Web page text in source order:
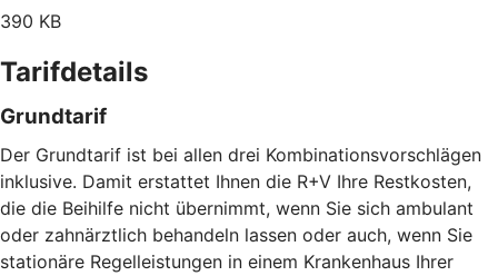
390 KB
Tarifdetails
Grundtarif
Der Grundtarif ist bei allen drei Kombinationsvorschlägen
inklusive. Damit erstattet Ihnen die R+V Ihre Restkosten,
die die Beihilfe nicht übernimmt, wenn Sie sich ambulant
oder zahnärztlich behandeln lassen oder auch, wenn Sie
stationäre Regelleistungen in einem Krankenhaus Ihrer